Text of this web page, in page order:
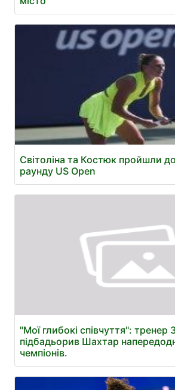
Світоліна та Костюк пройшли
раунду US Open
"Мої глибокі співчуття": тренер
підбадьорив Шахтар
чемпіонів.